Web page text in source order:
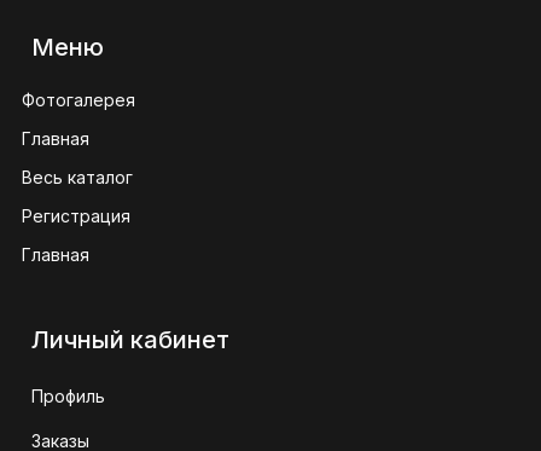
Меню
Фотогалерея
Главная
Весь каталог
Регистрация
Главная
Личный кабинет
Профиль
Заказы